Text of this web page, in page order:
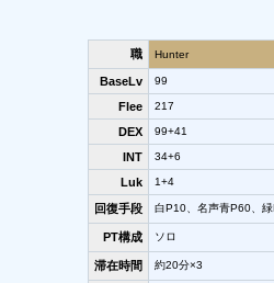
職 Hunter
BaseLv 99
Flee 217
DEX 99+41
INT 34+6
Luk 1+4
回復手段 白P10、名声青P60、
PT構成 ソロ
滞在時間 約20分×3